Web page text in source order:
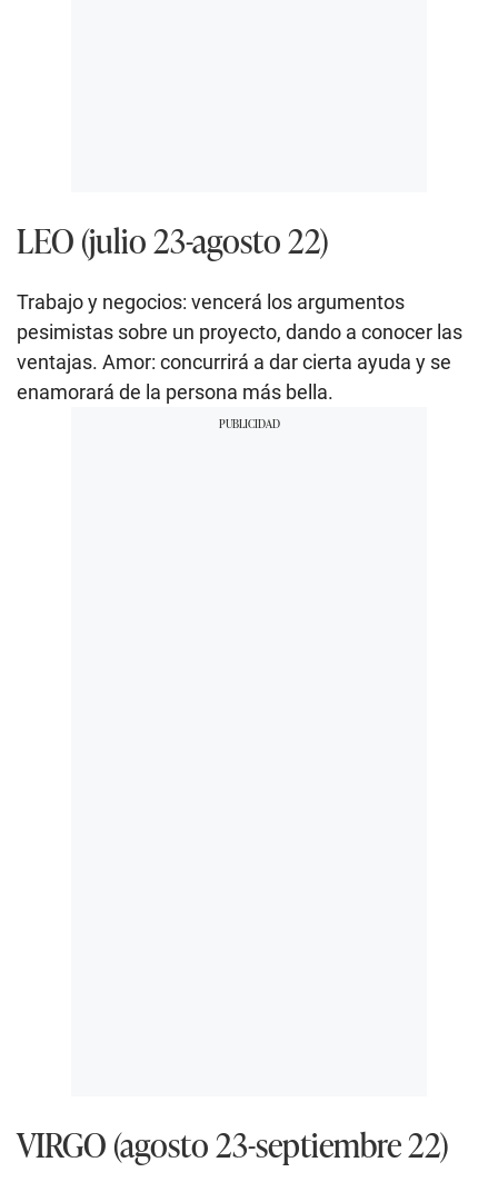
LEO (julio 23-agosto 22)
Trabajo y negocios: vencerá los argumentos
pesimistas sobre un proyecto, dando a conocer las
ventajas. Amor: concurrirá a dar cierta ayuda y se
enamorará de la persona más bella.
VIRGO (agosto 23-septiembre 22)